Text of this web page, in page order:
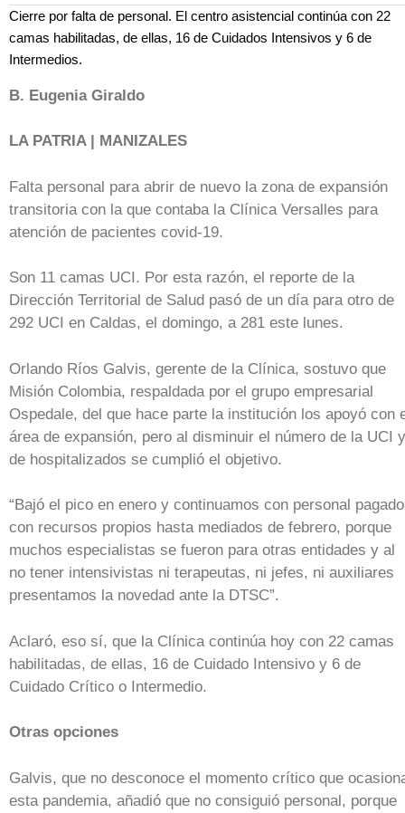
Cierre por falta de personal. El centro asistencial continúa con 22
camas habilitadas, de ellas, 16 de Cuidados Intensivos y 6 de
Intermedios.
B. Eugenia Giraldo
LA PATRIA | MANIZALES
Falta personal para abrir de nuevo la zona de expansión
transitoria con la que contaba la Clínica Versalles para
atención de pacientes covid-19.
Son 11 camas UCI. Por esta razón, el reporte de la
Dirección Territorial de Salud pasó de un día para otro de
292 UCI en Caldas, el domingo, a 281 este lunes.
Orlando Ríos Galvis, gerente de la Clínica, sostuvo que
Misión Colombia, respaldada por el grupo empresarial
Ospedale, del que hace parte la institución los apoyó con
área de expansión, pero al disminuir el número de la UCI y
de hospitalizados se cumplió el objetivo.
“Bajó el pico en enero y continuamos con personal pagado
con recursos propios hasta mediados de febrero, porque
muchos especialistas se fueron para otras entidades y al
no tener intensivistas ni terapeutas, ni jefes, ni auxiliares
presentamos la novedad ante la DTSC”.
Aclaró, eso sí, que la Clínica continúa hoy con 22 camas
habilitadas, de ellas, 16 de Cuidado Intensivo y 6 de
Cuidado Crítico o Intermedio.
Otras opciones
Galvis, que no desconoce el momento crítico que
esta pandemia, añadió que no consiguió personal, porque